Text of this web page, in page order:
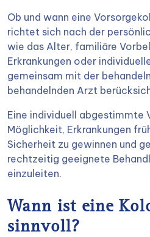
Ob und wann eine
richtet sich nach der
wie das Alter, familiäre
Erkrankungen oder
gemeinsam mit der
behandelnden Arzt
Eine individuell abgestimmte
Möglichkeit, Erkrankungen
Sicherheit zu gewinnen und
rechtzeitig geeignete
einzuleiten.
Wann ist eine
sinnvoll?